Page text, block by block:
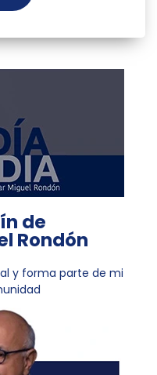
de
Rondón
y forma parte de mi